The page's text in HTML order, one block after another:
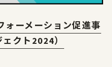
ォーメーション促進事
クト2024）